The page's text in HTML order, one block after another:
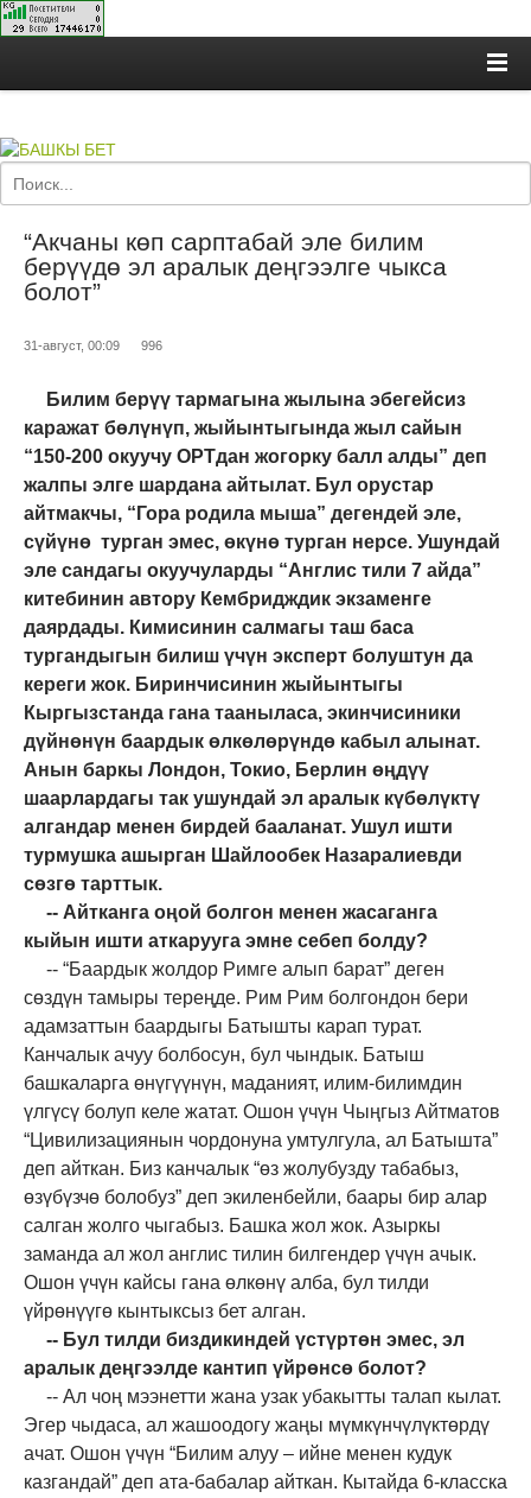
“Акчаны көп сарптабай эле билим
берүүдө эл аралык деңгээлге чыкса
болот”
31-август, 00:09 996
Билим берүү тармагына жылына эбегейсиз
каражат бөлүнүп, жыйынтыгында жыл сайын
“150-200 окуучу ОРТдан жогорку балл алды” деп
жалпы элге шардана айтылат. Бул орустар
айтмакчы, “Гора родила мыша” дегендей эле,
сүйүнө турган эмес, өкүнө турган нерсе. Ушундай
эле сандагы окуучуларды “Англис тили 7 айда”
китебинин автору Кембридждик экзаменге
даярдады. Кимисинин салмагы таш баса
тургандыгын билиш үчүн эксперт болуштун да
кереги жок. Биринчисинин жыйынтыгы
Кыргызстанда гана тааныласа, экинчисиники
дүйнөнүн баардык өлкөлөрүндө кабыл алынат.
Анын баркы Лондон, Токио, Берлин өңдүү
шаарлардагы так ушундай эл аралык күбөлүктү
алгандар менен бирдей бааланат. Ушул ишти
турмушка ашырган Шайлообек Назаралиевди
сөзгө тарттык.
-- Айтканга оңой болгон менен жасаганга
кыйын ишти аткарууга эмне себеп болду?
-- “Баардык жолдор Римге алып барат” деген
сөздүн тамыры тереңде. Рим Рим болгондон бери
адамзаттын баардыгы Батышты карап турат.
Канчалык ачуу болбосун, бул чындык. Батыш
башкаларга өнүгүүнүн, маданият, илим-билимдин
үлгүсү болуп келе жатат. Ошон үчүн Чыңгыз Айтматов
“Цивилизациянын чордонуна умтулгула, ал Батышта”
деп айткан. Биз канчалык “өз жолубузду табабыз,
өзүбүзчө болобуз” деп экиленбейли, баары бир алар
салган жолго чыгабыз. Башка жол жок. Азыркы
заманда ал жол англис тилин билгендер үчүн ачык.
Ошон үчүн кайсы гана өлкөнү алба, бул тилди
үйрөнүүгө кынтыксыз бет алган.
-- Бул тилди биздикиндей үстүртөн эмес, эл
аралык деңгээлде кантип үйрөнсө болот?
-- Ал чоң мээнетти жана узак убакытты талап кылат.
Эгер чыдаса, ал жашоодогу жаңы мүмкүнчүлүктөрдү
ачат. Ошон үчүн “Билим алуу – ийне менен кудук
казгандай” деп ата-бабалар айткан. Кытайда 6-класска